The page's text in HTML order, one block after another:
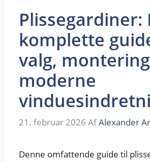
Plissegardiner:
komplette
valg,
moderne
21. februar 2026 AfAlexander
Denne omfattende guide til